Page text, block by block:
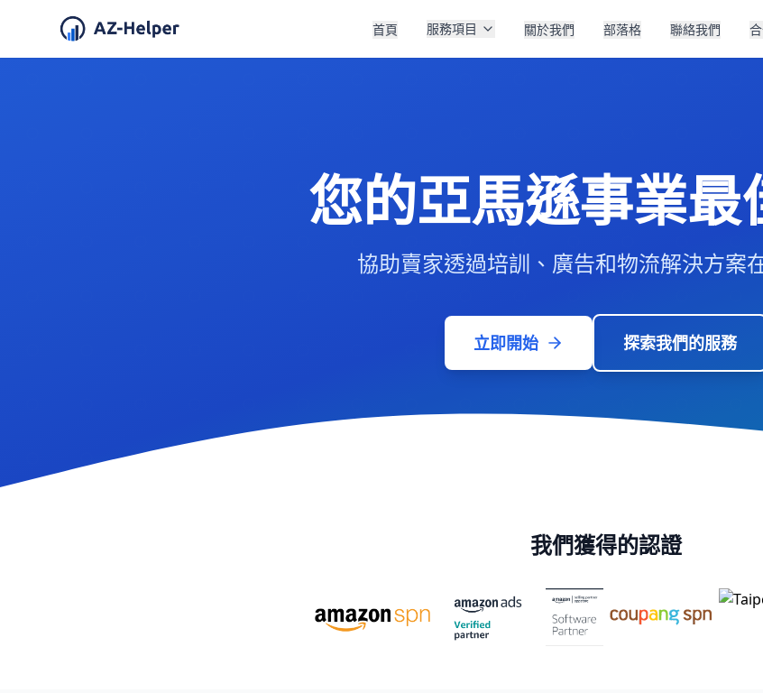
首頁 服務項目 關於我們 部落格 聯絡我們
您的亞馬遜事業最
協助賣家透過培訓、廣告和物流解決方案
立即開始 探索我們的服務
我們獲得的認證